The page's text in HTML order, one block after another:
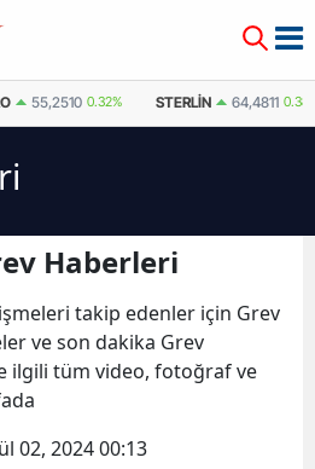
55,2510 0.32% STERLIN 64,4811
Haberleri
takip edenler için Grev
ve son dakika Grev
ilgili tüm video, fotoğraf ve
02, 2024 00:13